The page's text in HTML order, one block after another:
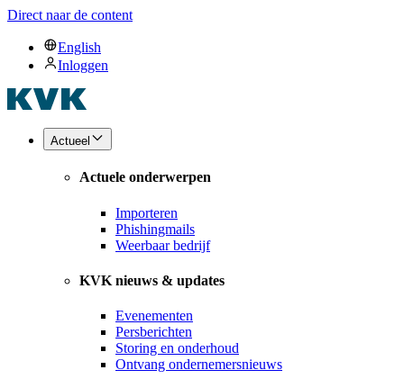
Direct naar de content
English
Inloggen
Actueel
Actuele onderwerpen
Importeren
Phishingmails
Weerbaar bedrijf
KVK nieuws & updates
Evenementen
Persberichten
Storing en onderhoud
Ontvang ondernemersnieuws